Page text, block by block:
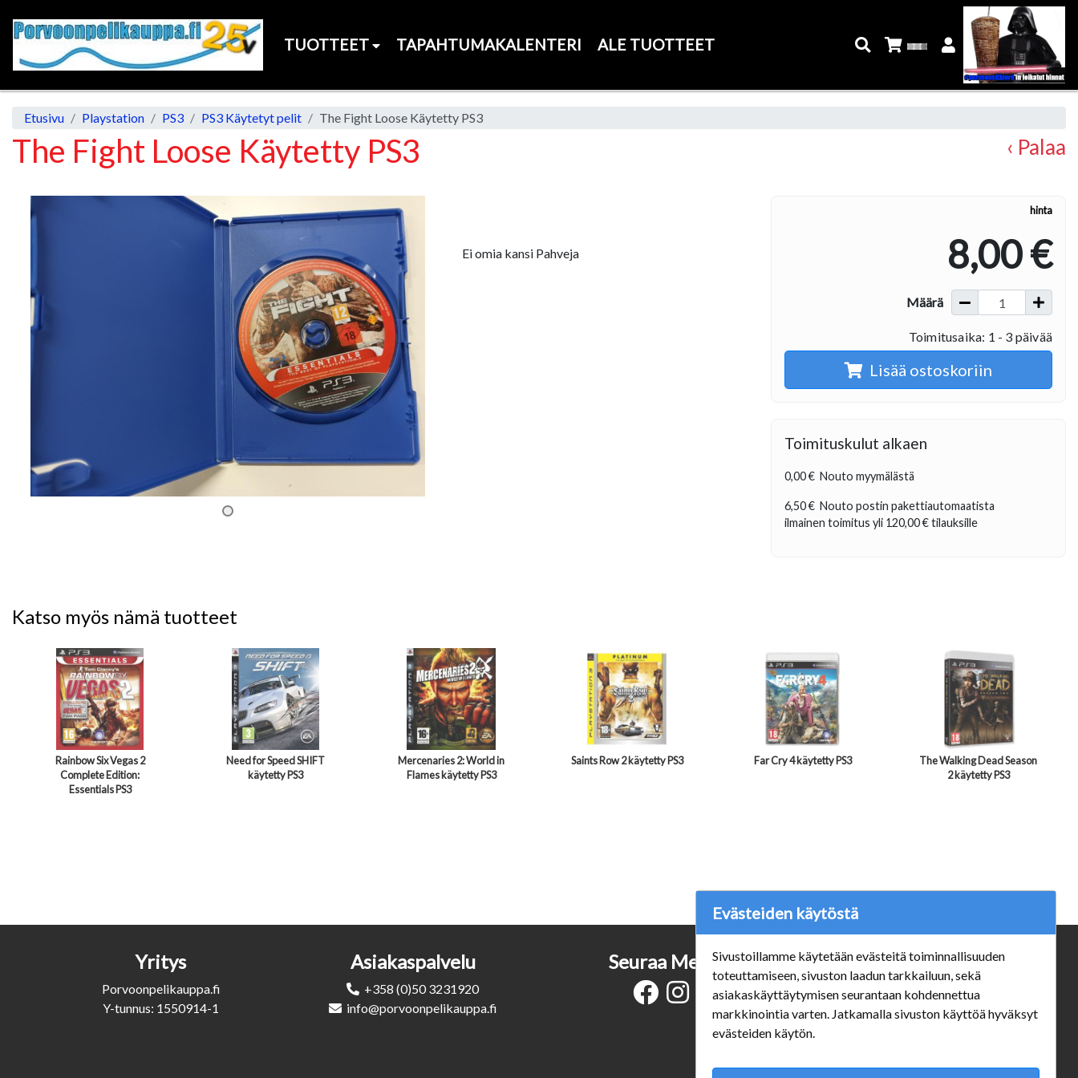
TUOTTEET TAPAHTUMAKALENTERI ALE TUOTTEET
Etusivu Playstation PS3 PS3 Käytetyt pelit The Fight Loose Käytetty PS3
The Fight Loose Käytetty PS3 ‹ Palaa
Ei omia kansi Pahveja
hinta
8,00 €
Määrä
Toimitusaika: 1 - 3 päivää
Lisää ostoskoriin
Toimituskulut alkaen
0,00 € Nouto myymälästä
6,50 € Nouto postin pakettiautomaatista
ilmainen toimitus yli 120,00 €tilauksille
Katso myös nämä tuotteet
Rainbow Six Vegas 2
Complete Edition:
Essentials PS3
Need for Speed SHIFT
käytetty PS3
Mercenaries 2: World in
Flames käytetty PS3
Saints Row 2 käytetty PS3 Far Cry 4 käytetty PS3
The Walking Dead Season
2 käytetty PS3
Yritys
Porvoonpelikauppa.fi
Y-tunnus: 1550914-1
Asiakaspalvelu
+358 (0)50 3231920
info@porvoonpelikauppa.fi
Verkkokauppa
#Yhteiskuntavastuu
#porvoonsithlord
Mannerheiminkatu 10 Aukioloajat:
Seuraa Meitä
Evästeiden käytöstä
Sivustoillamme käytetään evästeitä toiminnallisuuden
toteuttamiseen, sivuston laadun tarkkailuun, sekä
asiakaskäyttäytymisen seurantaan kohdennettua
markkinointia varten. Jatkamalla sivuston käyttöä hyväksyt
evästeiden käytön.